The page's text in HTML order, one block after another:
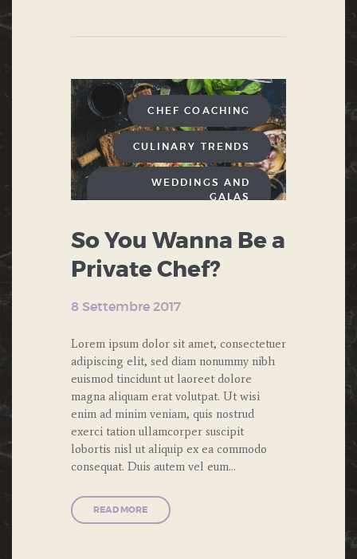
CHEF COACHING
CULINARY TRENDS
WEDDINGS AND
GALAS
So You Wanna Be a
Private Chef?
8 Settembre 2017
Lorem ipsum dolor sit amet, consectetuer
adipiscing elit, sed diam nonummy nibh
euismod tincidunt ut laoreet dolore
magna aliquam erat volutpat. Ut wisi
enim ad minim veniam, quis nostrud
exerci tation ullamcorper suscipit
lobortis nisl ut aliquip ex ea commodo
consequat. Duis autem vel eum…
READ MORE